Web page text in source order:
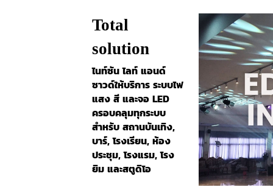
Total
solution
ไนท์ซัน ไลท์ แอนด์
ซาวด์ให้บริการ ระบบไฟ
แสง สี และจอ LED
ครอบคลุมทุกระบบ
สำหรับ สถานบันเทิง,
บาร์, โรงเรียน, ห้อง
ประชุม, โรงแรม, โรง
ยิม และสตูดิโอ